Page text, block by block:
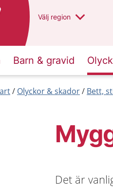
1177 Välj region
Barn & gravid
Olyckor & skador Bett,
Det är